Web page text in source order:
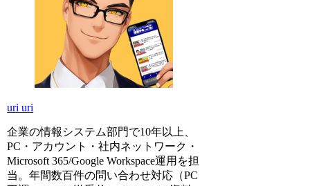
uri uri
企業の情報システム部門で10年以上、
PC・アカウント・社内ネットワーク・
Microsoft 365/Google Workspace運用を担
当。年間数百件の問い合わせ対応（PC